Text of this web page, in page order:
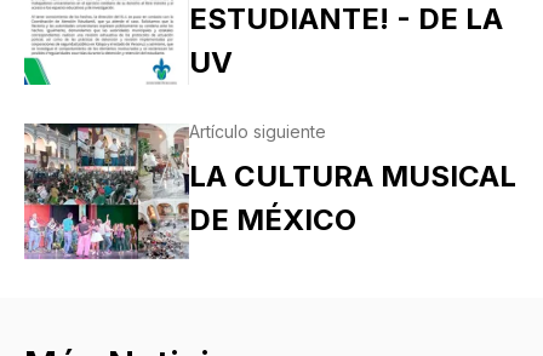
ESTUDIANTE! - DE LA
UV
Artículo siguiente
LA CULTURA MUSICAL
DE MÉXICO